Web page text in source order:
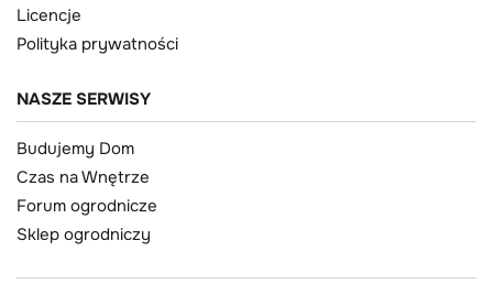
Licencje
Polityka prywatności
NASZE SERWISY
Budujemy Dom
Czas na Wnętrze
Forum ogrodnicze
Sklep ogrodniczy